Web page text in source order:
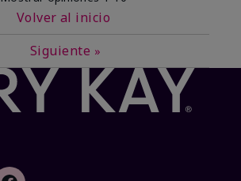
Volver al inicio
Siguiente »